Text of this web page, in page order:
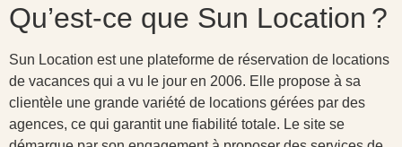
Qu’est-ce que Sun Location ?
Sun Location est une plateforme de réservation de locations
de vacances qui a vu le jour en 2006. Elle propose à sa
clientèle une grande variété de locations gérées par des
agences, ce qui garantit une fiabilité totale. Le site se